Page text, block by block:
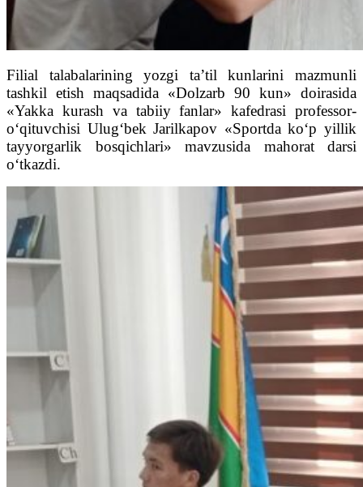
Filial talabalarining yozgi ta’til kunlarini mazmunli
tashkil etish maqsadida «Dolzarb 90 kun» doirasida
«Yakka kurash va tabiiy fanlar» kafedrasi professor-
o‘qituvchisi Ulug‘bek Jarilkapov «Sportda ko‘p yillik
tayyorgarlik bosqichlari» mavzusida mahorat darsi
o‘tkazdi.